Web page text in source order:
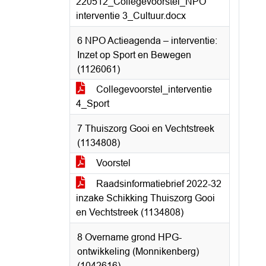
interventie 3_Cultuur.docx
6 NPO Actieagenda – interventie:
Inzet op Sport en Bewegen
(1126061)
Collegevoorstel_interventie
4_Sport
7 Thuiszorg Gooi en Vechtstreek
(1134808)
Voorstel
Raadsinformatiebrief 2022-32
inzake Schikking Thuiszorg Gooi
en Vechtstreek (1134808)
8 Overname grond HPG-
ontwikkeling (Monnikenberg)